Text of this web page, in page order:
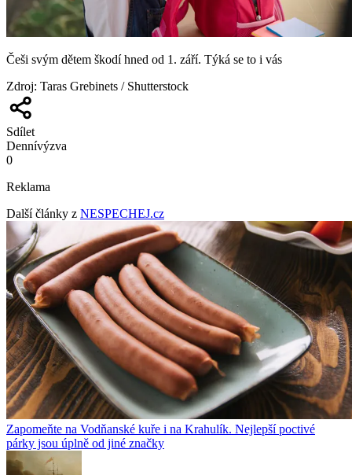
Češi svým dětem škodí hned od 1. září. Týká se to i vás
Zdroj: Taras Grebinets / Shutterstock
Sdílet
Dennívýzva
0
Reklama
Další články z NESPECHEJ.cz
Zapomeňte na Vodňanské kuře i na Krahulík. Nejlepší poctivé
párky jsou úplně od jiné značky